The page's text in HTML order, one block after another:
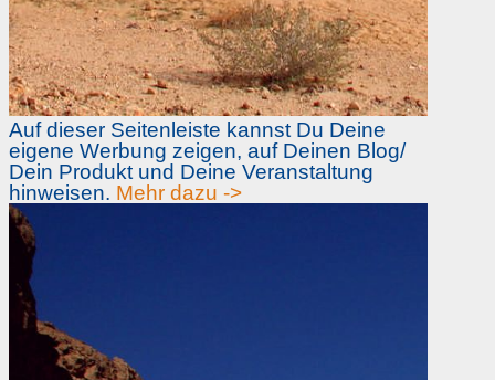
Auf dieser Seitenleiste kannst Du Deine
eigene Werbung zeigen, auf Deinen Blog/
Dein Produkt und Deine Veranstaltung
hinweisen. Mehr dazu ->